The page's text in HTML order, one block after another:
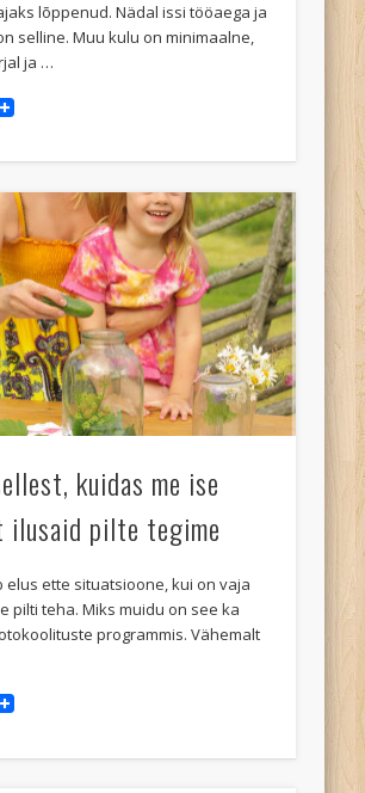
lõppenud. Nädal issi tööaega ja
selline. Muu kulu on minimaalne,
ja …
kuidas me ise
ilusaid pilte tegime
elus ette situatsioone, kui on vaja
pilti teha. Miks muidu on see ka
programmis. Vähemalt